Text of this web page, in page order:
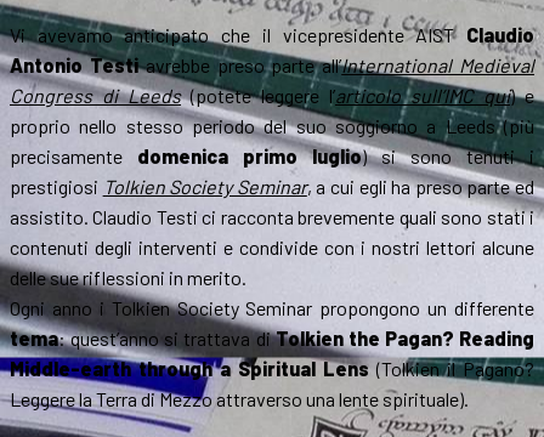
Vi avevamo anticipato che il vicepresidente AIST Claudio
Antonio Testiavrebbe preso parte all’International Medieval
Congress di Leeds(potete leggere l’articolo sull’IMC qui) e
proprio nello stesso periodo del suo soggiorno a Leeds (più
precisamente domenica primo luglio) si sono tenuti i
prestigiosi Tolkien Society Seminar, a cui egli ha preso parte ed
assistito. Claudio Testi ci racconta brevemente quali sono stati i
contenuti degli interventi e condivide con i nostri lettori alcune
delle sue riflessioni in merito.
Ogni anno i Tolkien Society Seminar propongono un differente
tema: quest’anno si trattava diTolkien the Pagan? Reading
Middle-earth through a Spiritual Lens (Tolkien il Pagano?
Leggere la Terra di Mezzo attraverso una lente spirituale).